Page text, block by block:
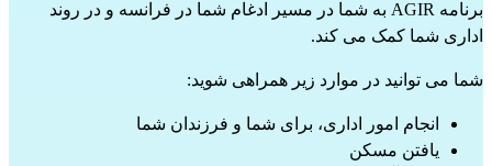
برنامه AGIR به شما در مسیر ادغام شما در فرانسه و در روند
اداری شما کمک می کند.
شما می توانید در موارد زیر همراهی شوید:
انجام امور اداری، برای شما و فرزندان شما
یافتن مسکن